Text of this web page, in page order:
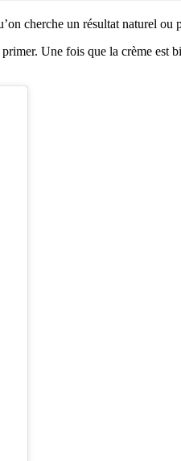
cherche un résultat naturel
Une fois que la crème